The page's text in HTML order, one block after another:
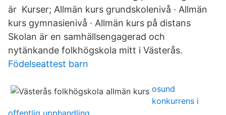
är Kurser; Allmän kurs grundskolenivå · Allmän
kurs gymnasienivå · Allmän kurs på distans
Skolan är en samhällsengagerad och
nytänkande folkhögskola mitt i Västerås.
Födelseattest barn
osund
konkurrens i
offentlig upphandling